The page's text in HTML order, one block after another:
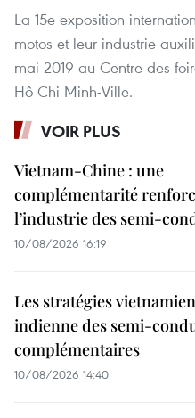
La 15e exposition
motos et leur industrie
mai 2019 au Centre des
Hô Chi Minh-Ville.
VOIR PLUS
Vietnam-Chine : une
complémentarité
l’industrie des semi-
10/08/2026 16:19
Les stratégies
indienne des semi-
complémentaires
10/08/2026 14:40